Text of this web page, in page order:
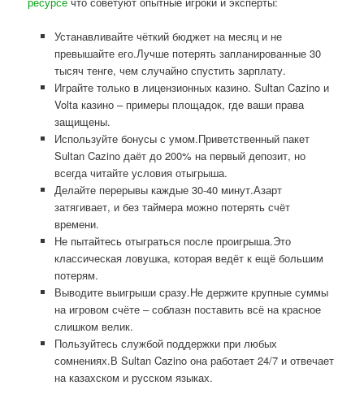
Устанавливайте чёткий бюджет на месяц и не
превышайте его.Лучше потерять запланированные 30
тысяч тенге, чем случайно спустить зарплату.
Играйте только в лицензионных казино. Sultan Cazino и
Volta казино – примеры площадок, где ваши права
защищены.
Используйте бонусы с умом.Приветственный пакет
Sultan Cazino даёт до 200% на первый депозит, но
всегда читайте условия отыгрыша.
Делайте перерывы каждые 30-40 минут.Азарт
затягивает, и без таймера можно потерять счёт
времени.
Не пытайтесь отыграться после проигрыша.Это
классическая ловушка, которая ведёт к ещё большим
потерям.
Выводите выигрыши сразу.Не держите крупные суммы
на игровом счёте – соблазн поставить всё на красное
слишком велик.
Пользуйтесь службой поддержки при любых
сомнениях.В Sultan Cazino она работает 24/7 и отвечает
на казахском и русском языках.